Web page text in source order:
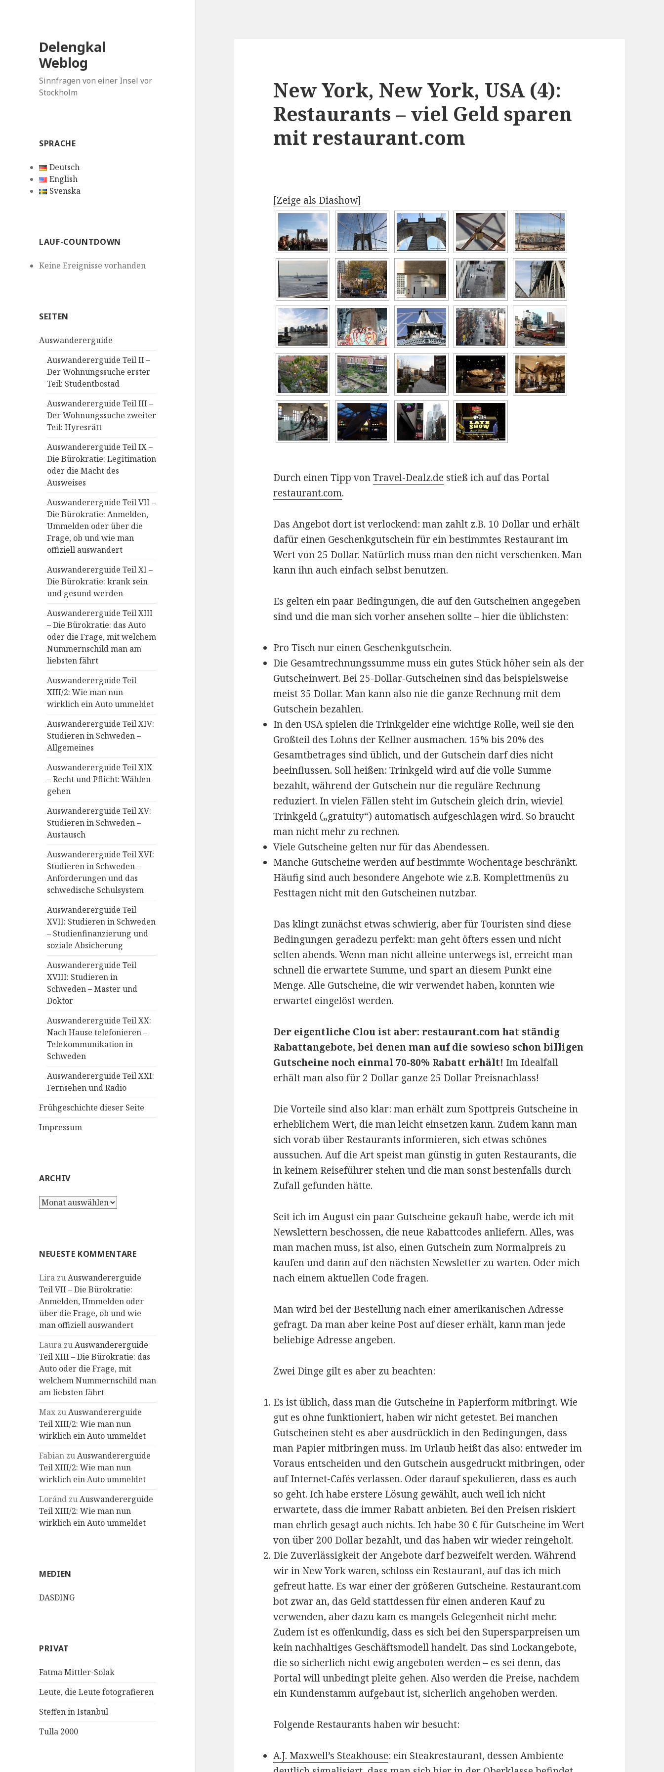
Delengkal
Weblog
Sinnfragen von einer Insel vor
Stockholm
SPRACHE
Deutsch
English
Svenska
LAUF-COUNTDOWN
Keine Ereignisse vorhanden
SEITEN
Auswandererguide
Auswandererguide Teil II –
Der Wohnungssuche erster
Teil: Studentbostad
Auswandererguide Teil III –
Der Wohnungssuche zweiter
Teil: Hyresrätt
Auswandererguide Teil IX –
Die Bürokratie: Legitimation
oder die Macht des
Ausweises
Auswandererguide Teil VII –
Die Bürokratie: Anmelden,
Ummelden oder über die
Frage, ob und wie man
offiziell auswandert
Auswandererguide Teil XI –
Die Bürokratie: krank sein
und gesund werden
Auswandererguide Teil XIII
– Die Bürokratie: das Auto
oder die Frage, mit welchem
Nummernschild man am
liebsten fährt
Auswandererguide Teil
XIII/2: Wie man nun
wirklich ein Auto ummeldet
Auswandererguide Teil XIV:
Studieren in Schweden –
Allgemeines
Auswandererguide Teil XIX
– Recht und Pflicht: Wählen
gehen
Auswandererguide Teil XV:
Studieren in Schweden –
Austausch
Auswandererguide Teil XVI:
Studieren in Schweden –
Anforderungen und das
schwedische Schulsystem
Auswandererguide Teil
XVII: Studieren in Schweden
– Studienfinanzierung und
soziale Absicherung
Auswandererguide Teil
XVIII: Studieren in
Schweden – Master und
Doktor
Auswandererguide Teil XX:
Nach Hause telefonieren –
Telekommunikation in
Schweden
Auswandererguide Teil XXI:
Fernsehen und Radio
Frühgeschichte dieser Seite
Impressum
ARCHIV
Archiv
NEUESTE KOMMENTARE
Lira zuAuswandererguide
Teil VII – Die Bürokratie:
Anmelden, Ummelden oder
über die Frage, ob und wie
man offiziell auswandert
Laura zuAuswandererguide
Teil XIII – Die Bürokratie: das
Auto oder die Frage, mit
welchem Nummernschild man
am liebsten fährt
Max zuAuswandererguide
Teil XIII/2: Wie man nun
wirklich ein Auto ummeldet
Fabian zuAuswandererguide
Teil XIII/2: Wie man nun
wirklich ein Auto ummeldet
Loránd zuAuswandererguide
Teil XIII/2: Wie man nun
wirklich ein Auto ummeldet
MEDIEN
DASDING
PRIVAT
Fatma Mittler-Solak
Leute, die Leute fotografieren
Steffen in Istanbul
Tulla 2000
New York, New York, USA (4):
Restaurants – viel Geld sparen
mit restaurant.com
[Zeige als Diashow]
Durch einen Tipp vonTravel-Dealz.de stieß ich auf das Portal
restaurant.com.
Das Angebot dort ist verlockend: man zahlt z.B. 10 Dollar und erhält
dafür einen Geschenkgutschein für ein bestimmtes Restaurant im
Wert von 25 Dollar. Natürlich muss man den nicht verschenken. Man
kann ihn auch einfach selbst benutzen.
Es gelten ein paar Bedingungen, die auf den Gutscheinen angegeben
sind und die man sich vorher ansehen sollte – hier die üblichsten:
Pro Tisch nur einen Geschenkgutschein.
Die Gesamtrechnungssumme muss ein gutes Stück höher sein als der
Gutscheinwert. Bei 25-Dollar-Gutscheinen sind das beispielsweise
meist 35 Dollar. Man kann also nie die ganze Rechnung mit dem
Gutschein bezahlen.
In den USA spielen die Trinkgelder eine wichtige Rolle, weil sie den
Großteil des Lohns der Kellner ausmachen. 15% bis 20% des
Gesamtbetrages sind üblich, und der Gutschein darf dies nicht
beeinflussen. Soll heißen: Trinkgeld wird auf die volle Summe
bezahlt, während der Gutschein nur die reguläre Rechnung
reduziert. In vielen Fällen steht im Gutschein gleich drin, wieviel
Trinkgeld („gratuity“) automatisch aufgeschlagen wird. So braucht
man nicht mehr zu rechnen.
Viele Gutscheine gelten nur für das Abendessen.
Manche Gutscheine werden auf bestimmte Wochentage beschränkt.
Häufig sind auch besondere Angebote wie z.B. Komplettmenüs zu
Festtagen nicht mit den Gutscheinen nutzbar.
Das klingt zunächst etwas schwierig, aber für Touristen sind diese
Bedingungen geradezu perfekt: man geht öfters essen und nicht
selten abends. Wenn man nicht alleine unterwegs ist, erreicht man
schnell die erwartete Summe, und spart an diesem Punkt eine
Menge. Alle Gutscheine, die wir verwendet haben, konnten wie
erwartet eingelöst werden.
Der eigentliche Clou ist aber: restaurant.com hat ständig
Rabattangebote, bei denen man auf die sowieso schon billigen
Gutscheine noch einmal 70-80% Rabatt erhält! Im Idealfall
erhält man also für 2 Dollar ganze 25 Dollar Preisnachlass!
Die Vorteile sind also klar: man erhält zum Spottpreis Gutscheine in
erheblichem Wert, die man leicht einsetzen kann. Zudem kann man
sich vorab über Restaurants informieren, sich etwas schönes
aussuchen. Auf die Art speist man günstig in guten Restaurants, die
in keinem Reiseführer stehen und die man sonst bestenfalls durch
Zufall gefunden hätte.
Seit ich im August ein paar Gutscheine gekauft habe, werde ich mit
Newslettern beschossen, die neue Rabattcodes anliefern. Alles, was
man machen muss, ist also, einen Gutschein zum Normalpreis zu
kaufen und dann auf den nächsten Newsletter zu warten. Oder mich
nach einem aktuellen Code fragen.
Man wird bei der Bestellung nach einer amerikanischen Adresse
gefragt. Da man aber keine Post auf dieser erhält, kann man jede
beliebige Adresse angeben.
Zwei Dinge gilt es aber zu beachten:
Es ist üblich, dass man die Gutscheine in Papierform mitbringt. Wie
gut es ohne funktioniert, haben wir nicht getestet. Bei manchen
Gutscheinen steht es aber ausdrücklich in den Bedingungen, dass
man Papier mitbringen muss. Im Urlaub heißt das also: entweder im
Voraus entscheiden und den Gutschein ausgedruckt mitbringen, oder
auf Internet-Cafés verlassen. Oder darauf spekulieren, dass es auch
so geht. Ich habe erstere Lösung gewählt, auch weil ich nicht
erwartete, dass die immer Rabatt anbieten. Bei den Preisen riskiert
man ehrlich gesagt auch nichts. Ich habe 30 € für Gutscheine im Wert
von über 200 Dollar bezahlt, und das haben wir wieder reingeholt.
Die Zuverlässigkeit der Angebote darf bezweifelt werden. Während
wir in New York waren, schloss ein Restaurant, auf das ich mich
gefreut hatte. Es war einer der größeren Gutscheine. Restaurant.com
bot zwar an, das Geld stattdessen für einen anderen Kauf zu
verwenden, aber dazu kam es mangels Gelegenheit nicht mehr.
Zudem ist es offenkundig, dass es sich bei den Supersparpreisen um
kein nachhaltiges Geschäftsmodell handelt. Das sind Lockangebote,
die so sicherlich nicht ewig angeboten werden – es sei denn, das
Portal will unbedingt pleite gehen. Also werden die Preise, nachdem
ein Kundenstamm aufgebaut ist, sicherlich angehoben werden.
Folgende Restaurants haben wir besucht:
A.J. Maxwell’s Steakhouse: ein Steakrestaurant, dessen Ambiente